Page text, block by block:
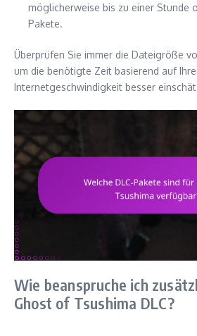
möglicherweise bis zu einer Stunde
Pakete.
Überprüfen Sie immer die Dateigröße
um die benötigte Zeit basierend auf
Internetgeschwindigkeit besser
Wie beanspruche ich
Ghost of Tsushima DLC?